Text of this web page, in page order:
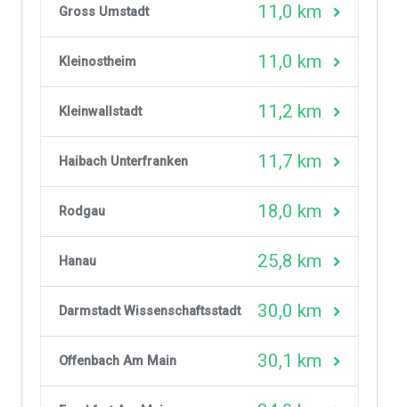
Gross Umstadt 11,0 km
Kleinostheim 11,0 km
Kleinwallstadt 11,2 km
Haibach Unterfranken 11,7 km
Rodgau 18,0 km
Hanau 25,8 km
Darmstadt Wissenschaftsstadt 30,0 km
Offenbach Am Main 30,1 km